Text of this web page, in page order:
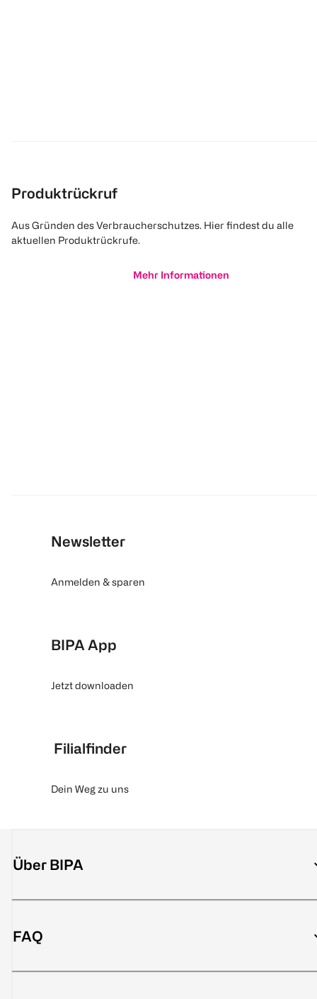
Produktrückruf
Aus Gründen des Verbraucherschutzes. Hier findest du alle
aktuellen Produktrückrufe.
Mehr Informationen
Newsletter
Anmelden & sparen
BIPA App
Jetzt downloaden
Filialfinder
Dein Weg zu uns
Über BIPA
FAQ